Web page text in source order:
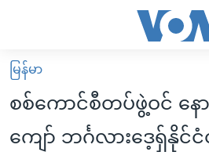
လွယ်ကူ
စေ
မူလစာမျက်နှာ
မြန်မာ
ကမ္ဘာ့သတင်းများ
မြန်မာ
စစ်ကောင်စီတပ်ဖွဲ့ဝင် န
ကျော် ဘင်္ဂလားဒေ့ရှ်နိုင်